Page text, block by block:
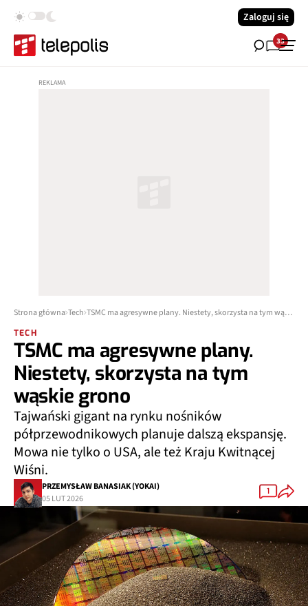
Zaloguj się
33
Strona główna Tech TSMC ma agresywne plany. Niestety, skorzysta na tym wąskie grono
TECH
TSMC ma agresywne plany.
Niestety, skorzysta na tym
wąskie grono
Tajwański gigant na rynku nośników
półprzewodnikowych planuje dalszą ekspansję.
Mowa nie tylko o USA, ale też Kraju Kwitnącej
Wiśni.
PRZEMYSŁAW BANASIAK (YOKAI)
05 LUT 2026
1